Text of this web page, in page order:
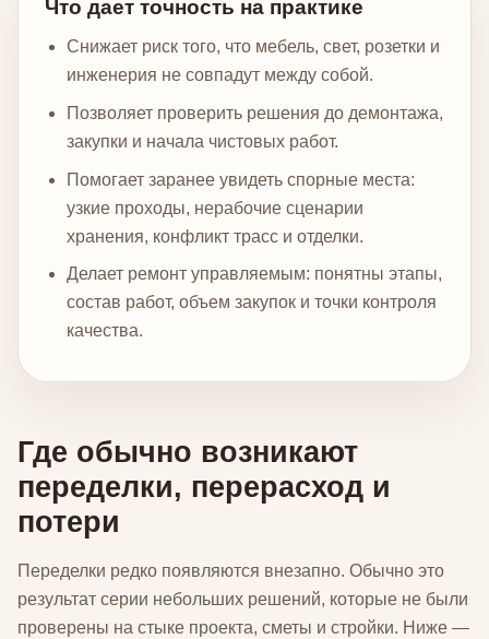
Что дает точность на практике
Снижает риск того, что мебель, свет, розетки и
инженерия не совпадут между собой.
Позволяет проверить решения до демонтажа,
закупки и начала чистовых работ.
Помогает заранее увидеть спорные места:
узкие проходы, нерабочие сценарии
хранения, конфликт трасс и отделки.
Делает ремонт управляемым: понятны этапы,
состав работ, объем закупок и точки контроля
качества.
Где обычно возникают
переделки, перерасход и
потери
Переделки редко появляются внезапно. Обычно это
результат серии небольших решений, которые не были
проверены на стыке проекта, сметы и стройки. Ниже —